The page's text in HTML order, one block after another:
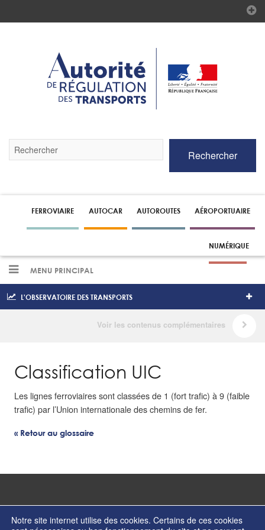
par
pour
recherche
Rechercher
FERROVIAIRE AUTOCAR AUTOROUTES AÉROPORTUAIRE
NUMÉRIQUE
MENU PRINCIPAL
L'OBSERVATOIRE DES TRANSPORTS
Classification UIC
Les lignes ferroviaires sont classées de 1 (fort trafic) à 9 (faible
trafic) par l’Union internationale des chemins de fer.
« Retour au glossaire
Notre site internet utilise des cookies. Certains de ces cookies